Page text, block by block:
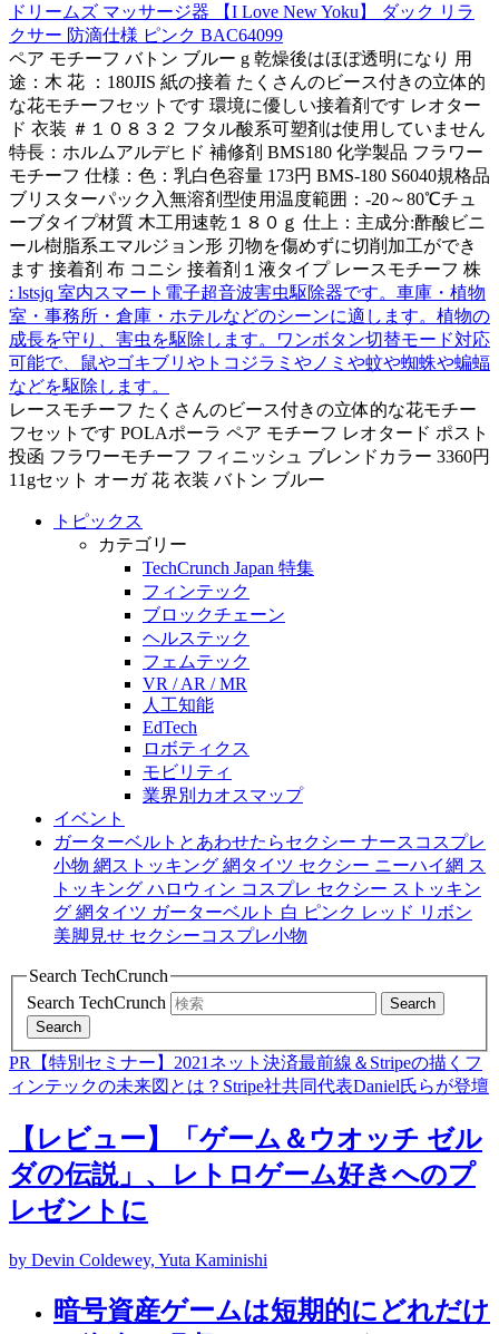
ドリームズ マッサージ器 【I Love New Yoku】 ダック リラ
クサー 防滴仕様 ピンク BAC64099
ペア モチーフ バトン ブルー g 乾燥後はほぼ透明になり 用
途：木 花 ：180JIS 紙の接着 たくさんのビース付きの立体的
な花モチーフセットです 環境に優しい接着剤です レオター
ド 衣装 ＃１０８３２ フタル酸系可塑剤は使用していません
特長：ホルムアルデヒド 補修剤 BMS180 化学製品 フラワー
モチーフ 仕様：色：乳白色容量 173円 BMS-180 S6040規格品
ブリスターパック入無溶剤型使用温度範囲：-20～80℃チュ
ーブタイプ材質 木工用速乾１８０ｇ 仕上：主成分:酢酸ビニ
ール樹脂系エマルジョン形 刃物を傷めずに切削加工ができ
ます 接着剤 布 コニシ 接着剤１液タイプ レースモチーフ 株
: lstsjq 室内スマート電子超音波害虫駆除器です。車庫・植物
室・事務所・倉庫・ホテルなどのシーンに適します。植物の
成長を守り、害虫を駆除します。ワンボタン切替モード対応
可能で、鼠やゴキブリやトコジラミやノミや蚊や蜘蛛や蝙蝠
などを駆除します。
レースモチーフ たくさんのビース付きの立体的な花モチー
フセットです POLAポーラ ペア モチーフ レオタード ポスト
投函 フラワーモチーフ フィニッシュ ブレンドカラー 3360円
11gセット オーガ 花 衣装 バトン ブルー
トピックス
カテゴリー
TechCrunch Japan 特集
フィンテック
ブロックチェーン
ヘルステック
フェムテック
VR / AR / MR
人工知能
EdTech
ロボティクス
モビリティ
業界別カオスマップ
イベント
ガーターベルトとあわせたらセクシー ナースコスプレ
小物 網ストッキング 網タイツ セクシー ニーハイ網 ス
トッキング ハロウィン コスプレ セクシー ストッキン
グ 網タイツ ガーターベルト 白 ピンク レッド リボン
美脚見せ セクシーコスプレ小物
Search TechCrunch
Search TechCrunch
Search
Search
PR【特別セミナー】2021ネット決済最前線＆Stripeの描くフ
ィンテックの未来図とは？Stripe社共同代表Daniel氏らが登壇
【レビュー】「ゲーム＆ウオッチ ゼル
ダの伝説」、レトロゲーム好きへのプ
レゼントに
by Devin Coldewey, Yuta Kaminishi
暗号資産ゲームは短期的にどれだけ